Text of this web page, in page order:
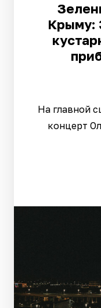
Крыму:
На главной
концерт